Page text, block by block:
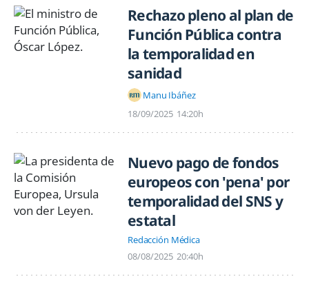
Rechazo pleno al plan de
Función Pública contra
la temporalidad en
sanidad
Manu Ibáñez
18/09/2025 14:20h
Nuevo pago de fondos
europeos con 'pena' por
temporalidad del SNS y
estatal
Redacción Médica
08/08/2025 20:40h